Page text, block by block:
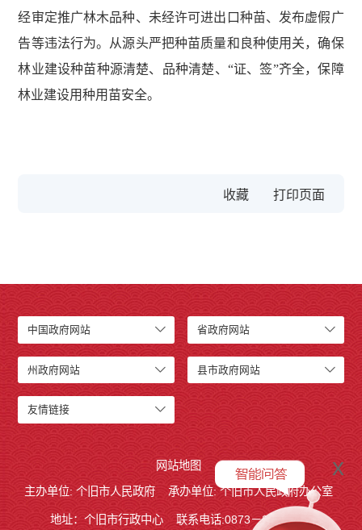
经审定推广林木品种、未经许可进出口种苗、发布虚假广
告等违法行为。从源头严把种苗质量和良种使用关，确保
林业建设种苗种源清楚、品种清楚、“证、签”齐全，保障
林业建设用种用苗安全。
收藏
中国政府网站 省政府网站
州政府网站 县市政府网站
友情链接
网站地图
主办单位: 个旧市人民政府
承办单位: 个旧市人民政府办公室
地址：个旧市行政中心 联系电话:0873－2123215
x